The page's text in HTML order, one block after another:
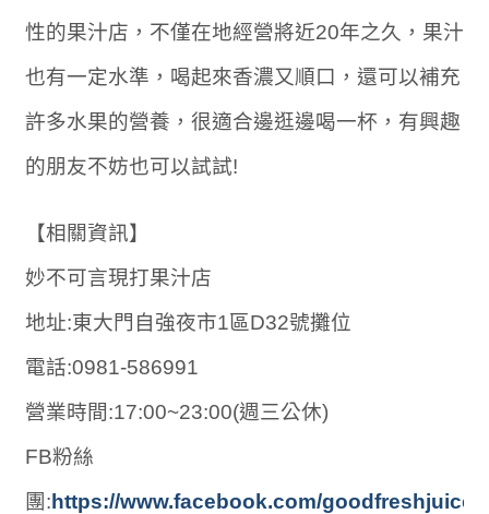
性的果汁店，不僅在地經營將近20年之久，果汁
也有一定水準，喝起來香濃又順口，還可以補充
許多水果的營養，很適合邊逛邊喝一杯，有興趣
的朋友不妨也可以試試!
【相關資訊】
妙不可言現打果汁店
地址:東大門自強夜市1區D32號攤位
電話:0981-586991
營業時間:17:00~23:00(週三公休)
FB粉絲
團:https://www.facebook.com/goodfreshjuice/